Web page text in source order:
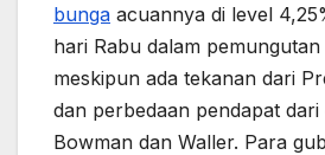
bunga acuannya di level
hari Rabu dalam
meskipun ada tekanan dari
dan perbedaan pendapat
Bowman dan Waller. Para